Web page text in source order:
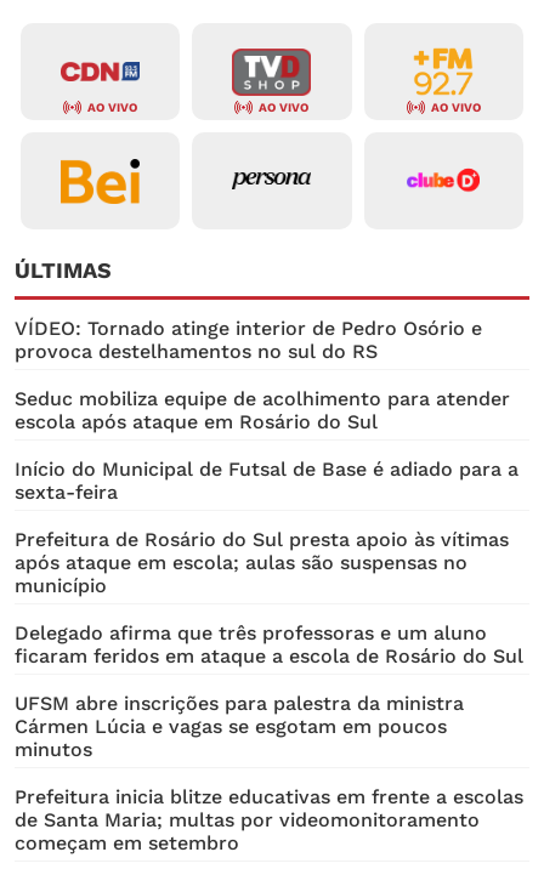
AO VIVO AO VIVO AO VIVO
ÚLTIMAS
VÍDEO: Tornado atinge interior de Pedro Osório e
provoca destelhamentos no sul do RS
Seduc mobiliza equipe de acolhimento para atender
escola após ataque em Rosário do Sul
Início do Municipal de Futsal de Base é adiado para a
sexta-feira
Prefeitura de Rosário do Sul presta apoio às vítimas
após ataque em escola; aulas são suspensas no
município
Delegado afirma que três professoras e um aluno
ficaram feridos em ataque a escola de Rosário do Sul
UFSM abre inscrições para palestra da ministra
Cármen Lúcia e vagas se esgotam em poucos
minutos
Prefeitura inicia blitze educativas em frente a escolas
de Santa Maria; multas por videomonitoramento
começam em setembro